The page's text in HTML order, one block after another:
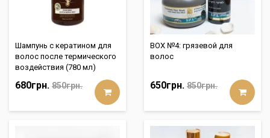
Шампунь с кератином для
волос после термического
воздействия (780 мл)
680грн. 850грн.
BOX №4: грязевой для
волос
650грн. 850грн.